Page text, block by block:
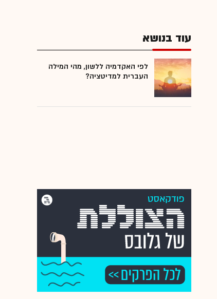
עוד בנושא
לפי האקדמיה ללשון, מהי המילה
העברית למדיטציה?